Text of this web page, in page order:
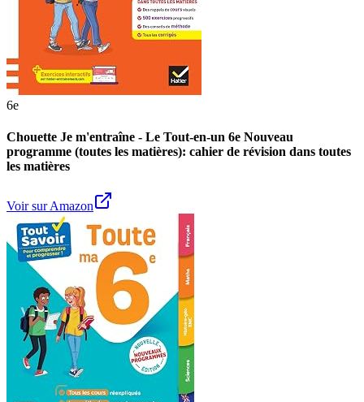
6e
Chouette Je m'entraîne - Le Tout-en-un 6e Nouveau
programme (toutes les matières): cahier de révision dans toutes
les matières
Voir sur Amazon